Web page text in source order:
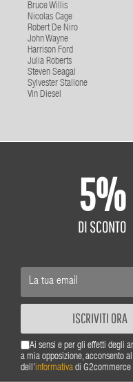
Bruce Willis
Nicolas Cage
Robert De Niro
John Wayne
Harrison Ford
Julia Roberts
Steven Seagal
Sylvester Stallone
Vin Diesel
5%
DI SCONTO
ISCRIVITI ORA
Ai sensi e per gli effetti degli
a mia opposizione, acconsento
dell'informativa di G2commerce